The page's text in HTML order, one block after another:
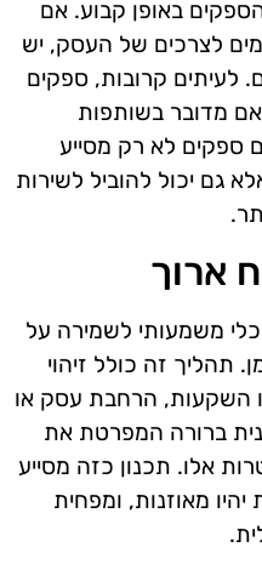
באופן קבוע. אם
לצרכים של העסק, יש
לעיתים קרובות, ספקים
אם מדובר בשותפות
ספקים לא רק מסייע
גם יכול להוביל לשירות
ארוך
כלי משמעותי לשמירה על
תהליך זה כולל זיהוי
השקעות, הרחבת עסק או
ברורה המפרטת את
אלו. תכנון כזה מסייע
מאוזנות, ומפחית